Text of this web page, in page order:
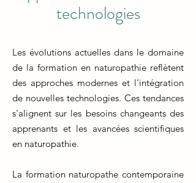
technologies
Les évolutions actuelles dans le domaine
de la formation en naturopathie reflètent
des approches modernes et l'intégration
de nouvelles technologies. Ces tendances
s'alignent sur les besoins changeants des
apprenants et les avancées scientifiques
en naturopathie.
La formation naturopathe contemporaine